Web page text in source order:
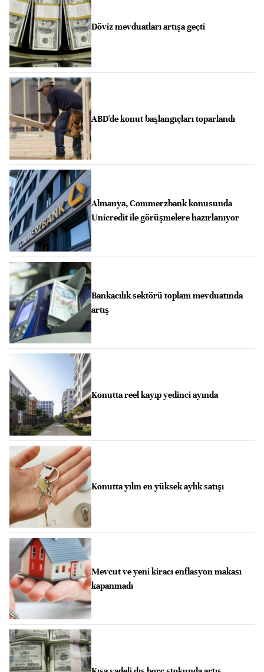
Döviz mevduatları artışa geçti
ABD'de konut başlangıçları toparlandı
Almanya, Commerzbank konusunda
Unicredit ile görüşmelere hazırlanıyor
Bankacılık sektörü toplam mevduatında
artış
Konutta reel kayıp yedinci ayında
Konutta yılın en yüksek aylık satışı
Mevcut ve yeni kiracı enflasyon makası
kapanmadı